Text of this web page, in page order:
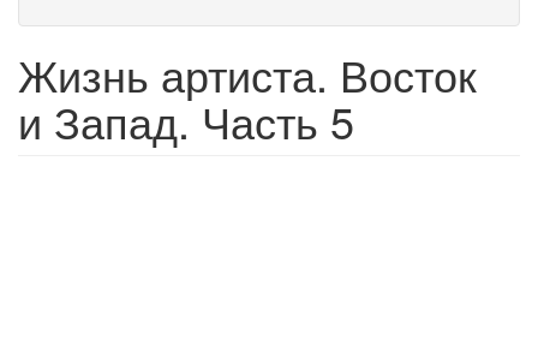
Жизнь артиста. Восток
и Запад. Часть 5